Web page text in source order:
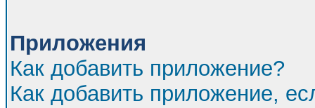
Приложения
Как добавить приложение?
Как добавить приложение,